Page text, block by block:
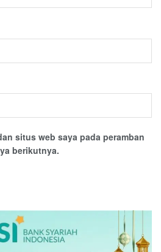
situs web saya pada peramban
berikutnya.